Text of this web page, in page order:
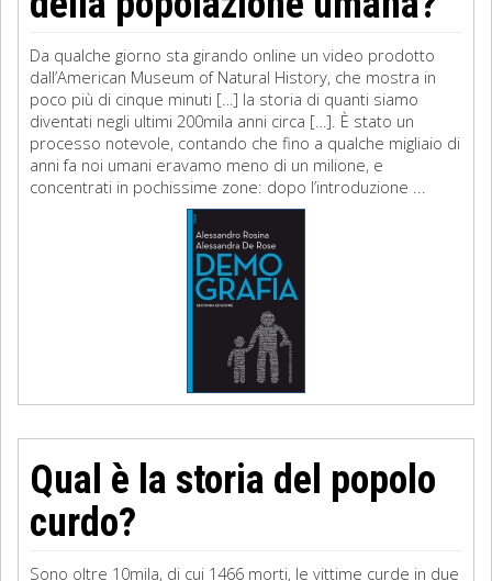
Da qualche giorno sta girando online un video prodotto
dall’American Museum of Natural History, che mostra in
poco più di cinque minuti […] la storia di quanti siamo
diventati negli ultimi 200mila anni circa […]. È stato un
processo notevole, contando che fino a qualche migliaio di
anni fa noi umani eravamo meno di un milione, e
concentrati in pochissime zone: dopo l’introduzione ...
Qual è la storia del popolo
curdo?
Sono oltre 10mila, di cui 1466 morti, le vittime curde in due